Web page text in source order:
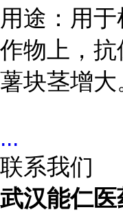
用途：用
作物上，
薯块茎增
...
联系我们
武汉能仁医